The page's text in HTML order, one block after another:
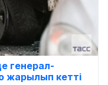
генерал-
жарылып кетті